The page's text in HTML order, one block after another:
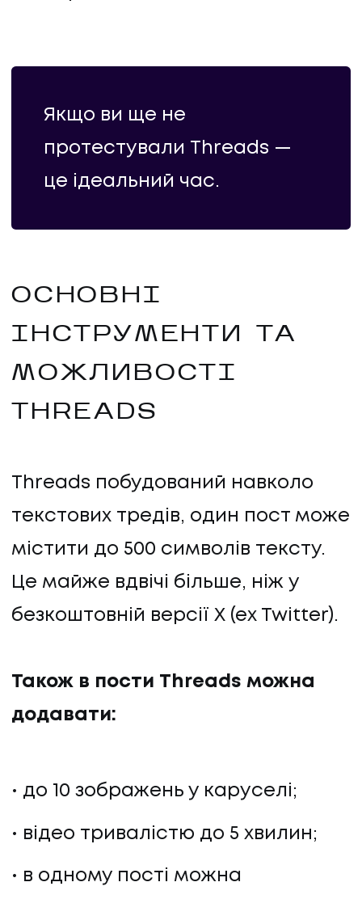
Якщо ви ще не
протестували Threads —
це ідеальний час.
ОСНОВНІ
ІНСТРУМЕНТИ ТА
МОЖЛИВОСТІ
THREADS
Threads побудований навколо
текстових тредів, один пост може
містити до 500 символів тексту.
Це майже вдвічі більше, ніж у
безкоштовній версії X (ex Twitter).
Також в пости Threads можна
додавати:
до 10 зображень у каруселі;
відео тривалістю до 5 хвилин;
в одному пості можна
КАР'ЄРА
КАР'ЄРА
БЛОГ
БЛОГ
КЛІЄНТИ
КОНТАКТИ